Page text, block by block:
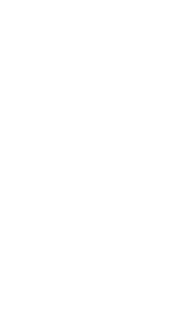
серым